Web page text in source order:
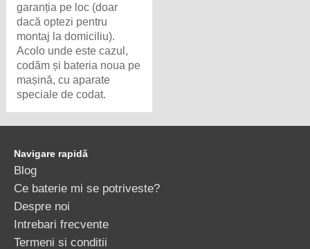
garanția pe loc (doar
dacă optezi pentru
montaj la domiciliu).
Acolo unde este cazul,
codăm și bateria noua pe
mașină, cu aparate
speciale de codat.
Navigare rapidă
Blog
Ce baterie mi se potriveste?
Despre noi
Intrebari frecvente
Termeni si conditii